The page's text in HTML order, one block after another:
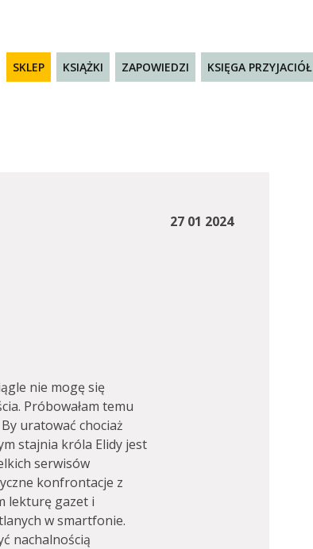
SKLEP KSIĄŻKI ZAPOWIEDZI KSIĘGA PRZYJACIÓŁ
27 01 2024
nie mogę się
Próbowałam temu
By uratować chociaż
stajnia króla Elidy jest
serwisów
konfrontacje z
lekturę gazet i
w smartfonie.
nachalnością